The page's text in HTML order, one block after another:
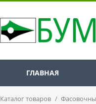
ГЛАВНАЯ
Каталог товаров /